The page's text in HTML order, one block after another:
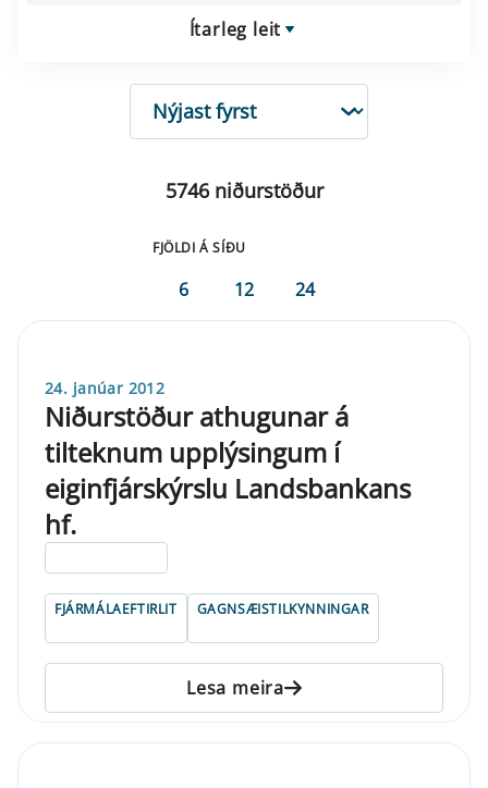
Ítarleg leit
RÖÐUN
5746 niðurstöður
FJÖLDI Á SÍÐU
6 12 24
24. janúar 2012
Niðurstöður athugunar á
tilteknum upplýsingum í
eiginfjárskýrslu Landsbankans
hf.
FJÁRMÁLAEFTIRLIT GAGNSÆISTILKYNNINGAR
Lesa meira